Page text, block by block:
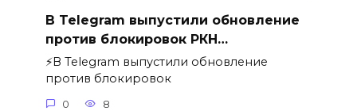
В Telegram выпустили обновление
против блокировок РКН…
⚡️В Telegram выпустили обновление
против блокировок
0 8